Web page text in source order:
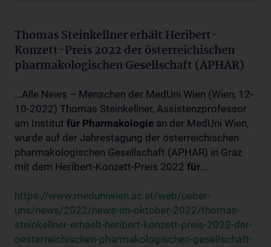
Thomas Steinkellner erhält Heribert-
Konzett-Preis 2022 der österreichischen
pharmakologischen Gesellschaft (APHAR)
...Alle News – Menschen der MedUni Wien (Wien, 12-
10-2022) Thomas Steinkellner, Assistenzprofessor
am Institut für Pharmakologie an der MedUni Wien,
wurde auf der Jahrestagung der österreichischen
pharmakologischen Gesellschaft (APHAR) in Graz
mit dem Heribert-Konzett-Preis 2022 für...
https://www.meduniwien.ac.at/web/ueber-
uns/news/2022/news-im-oktober-2022/thomas-
steinkellner-erhaelt-heribert-konzett-preis-2022-der-
oesterreichischen-pharmakologischen-gesellschaft-